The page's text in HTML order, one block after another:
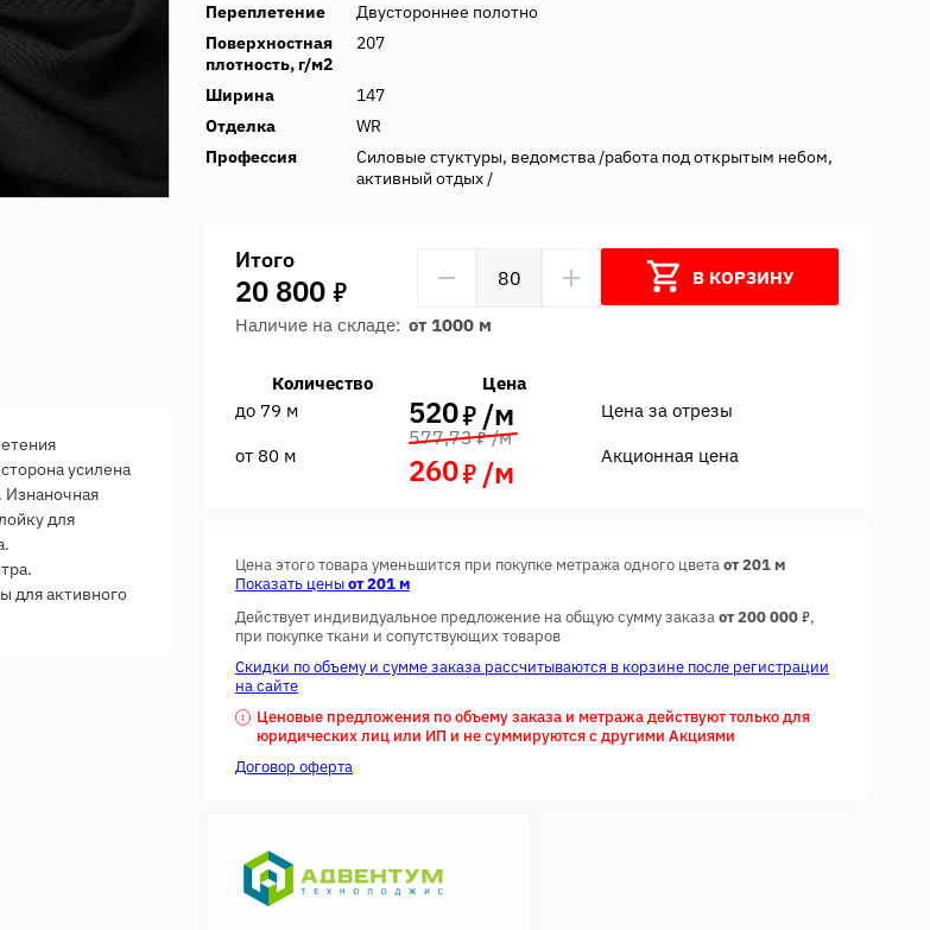
усилена
для
для активного
Переплетение
Двустороннее полотно
Поверхностная
плотность, г/м2
207
Ширина
147
Отделка
WR
Профессия
Силовые стуктуры, ведомства /работа под открытым небом,
активный отдых /
Итого
20 800 7
Наличие на складе: от 1000 м
В КОРЗИНУ
Количество
Цена
до 79 м
5207 /м
Цена за отрезы
от 80 м
2607 /м
577,737 /м
Акционная цена
Цена этого товара уменьшится при покупке метража одного цветаот 201 м
Показать ценыот 201 м
Действует индивидуальное предложение на общую сумму заказаот 200 0007,
при покупке ткани и сопутствующих товаров
Скидки по объему и сумме заказа рассчитываются в корзине после регистрации
на сайте
Ценовые предложения по объему заказа и метража действуют только для
юридических лиц или ИП и не суммируются с другими Акциями
Договор оферта